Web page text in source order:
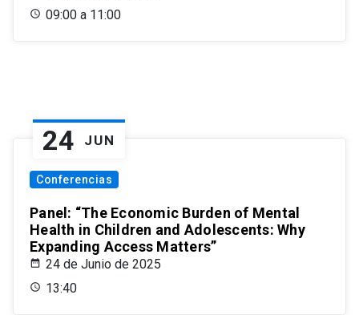
09:00 a 11:00
24 JUN
Conferencias
Panel: “The Economic Burden of Mental
Health in Children and Adolescents: Why
Expanding Access Matters”
24 de Junio de 2025
13:40